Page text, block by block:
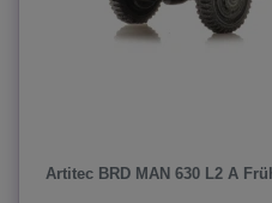
Artitec BRD MAN 630 L2 A